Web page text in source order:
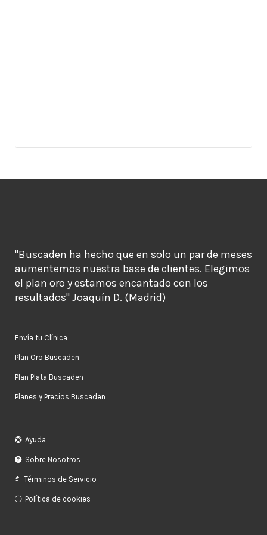
"Buscaden ha hecho que en solo un par de meses
aumentemos nuestra base de clientes. Elegimos
el plan oro y estamos encantado con los
resultados" Joaquín D. (Madrid)
Envía tu Clínica
Plan Oro Buscaden
Plan Plata Buscaden
Planes y Precios Buscaden
Ayuda
Sobre Nosotros
Términos de Servicio
Política de cookies